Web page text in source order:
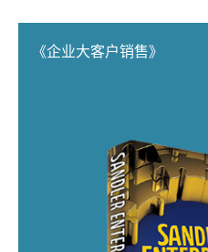
《企业大客户销售》